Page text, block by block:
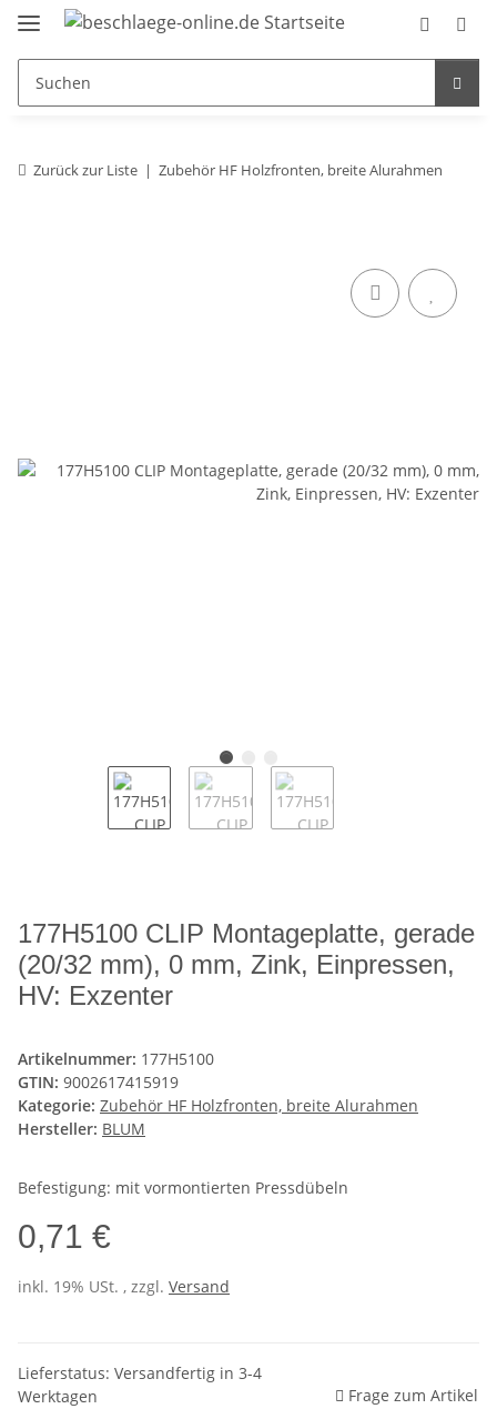
Zurück zur Liste Zubehör HF Holzfronten, breite Alurahmen
177H5100 CLIP Montageplatte, gerade
(20/32 mm), 0 mm, Zink, Einpressen,
HV: Exzenter
Artikelnummer: 177H5100
GTIN: 9002617415919
Kategorie: Zubehör HF Holzfronten, breite Alurahmen
Hersteller: BLUM
Befestigung: mit vormontierten Pressdübeln
0,71 €
inkl. 19% USt. , zzgl. Versand
Lieferstatus: Versandfertig in 3-4
Werktagen
Frage zum Artikel